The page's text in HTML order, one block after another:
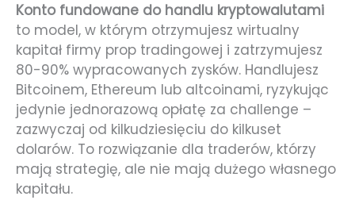
Konto fundowane do handlu kryptowalutami
to model, w którym otrzymujesz wirtualny
kapitał firmy prop tradingowej i zatrzymujesz
80-90% wypracowanych zysków. Handlujesz
Bitcoinem, Ethereum lub altcoinami, ryzykując
jedynie jednorazową opłatę za challenge –
zazwyczaj od kilkudziesięciu do kilkuset
dolarów. To rozwiązanie dla traderów, którzy
mają strategię, ale nie mają dużego własnego
kapitału.